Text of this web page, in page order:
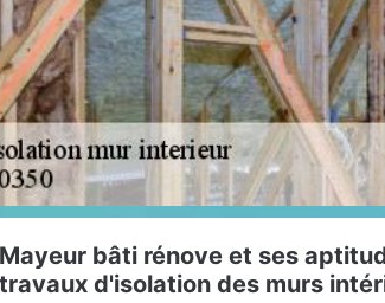
Mayeur bâti rénove et ses
travaux d'isolation des murs